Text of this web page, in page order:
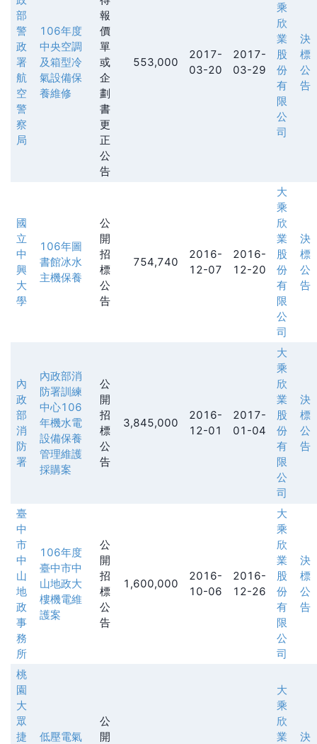
部
警
政
署
航
空
警
察
局
106年度
中央空調
及箱型冷
氣設備保
養維修
報
價
單
或
企
劃
書
更
正
公
告
553,000
2017-
03-20
2017-
03-29
乘
欣
業
股
份
有
限
公
司
決
標
公
告
國
立
中
興
大
學
106年圖
書館冰水
主機保養
公
開
招
標
公
告
754,740
2016-
12-07
2016-
12-20
大
乘
欣
業
股
份
有
限
公
司
決
標
公
告
內
政
部
消
防
署
內政部消
防署訓練
中心106
年機水電
設備保養
管理維護
採購案
公
開
招
標
公
告
3,845,000
2016-
12-01
2017-
01-04
大
乘
欣
業
股
份
有
限
公
司
決
標
公
告
臺
中
市
中
山
地
政
事
務
所
106年度
臺中市中
山地政大
樓機電維
護案
公
開
招
標
公
告
1,600,000
2016-
10-06
2016-
12-26
大
乘
欣
業
股
份
有
限
公
司
決
標
公
告
桃
園
大
眾
捷
低壓電氣
公
開
大
乘
欣
業
決